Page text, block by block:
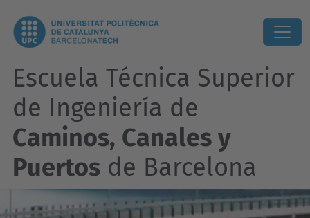
Escuela Técnica Superior
de Ingeniería de
Caminos, Canales y
Puertos de Barcelona